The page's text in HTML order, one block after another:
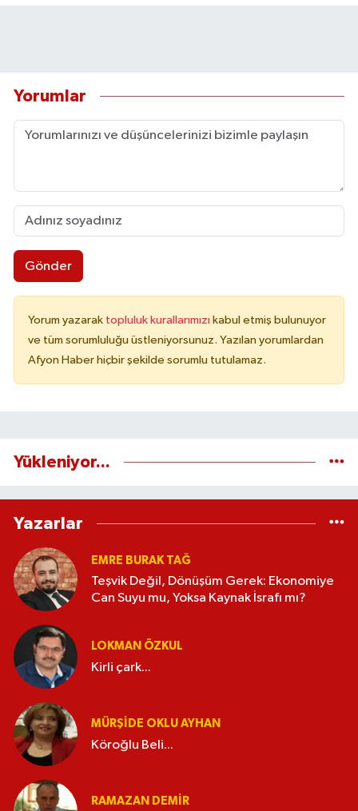
Yorumlar
Gönder
Yorum yazarak topluluk kurallarımızı kabul etmiş bulunuyor
ve tüm sorumluluğu üstleniyorsunuz. Yazılan yorumlardan
Afyon Haber hiçbir şekilde sorumlu tutulamaz.
Yükleniyor...
Yazarlar
EMRE BURAK TAĞ
Teşvik Değil, Dönüşüm Gerek: Ekonomiye
Can Suyu mu, Yoksa Kaynak İsrafı mı?
LOKMAN ÖZKUL
Kirli çark...
MÜRŞIDE OKLU AYHAN
Köroğlu Beli...
RAMAZAN DEMİR